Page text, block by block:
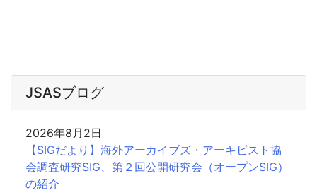
JSASブログ
2026年8月2日
【SIGだより】海外アーカイブズ・アーキビスト協
会調査研究SIG、第２回公開研究会（オープンSIG）
の紹介